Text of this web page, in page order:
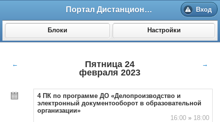
Портал Дистанционного обучения ВолгГМУ Вход
Блоки Настройки
←
Пятница 24
февраля 2023
→
4 ПК по программе ДО «Делопроизводство и
электронный документооборот в образовательной
организации»
16:00 »18:00